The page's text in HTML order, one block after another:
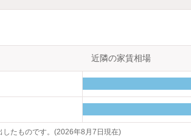
近隣の家賃相場
したものです。(2026年8月7日現在)